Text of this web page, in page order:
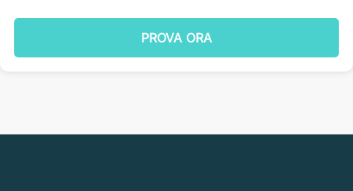
PROVA ORA